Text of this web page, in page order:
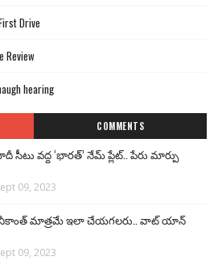
Drive
Review
hearing
COMMENTS
సీటు వద్ద ‘భారత్’ నేమ్ ప్లేట్‌.. పేరు మార్పు
09, 2023
మాత్రమే ఇలా చేయగలరు.. వాట్ యాన్
09, 2023